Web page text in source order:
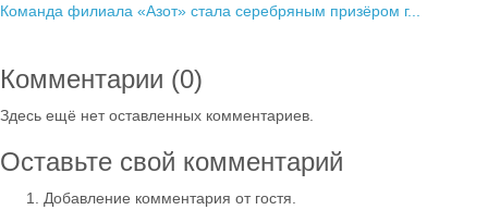
Команда филиала «Азот» стала серебряным призёром г...
Комментарии (0)
Здесь ещё нет оставленных комментариев.
Оставьте свой комментарий
Добавление комментария от гостя.